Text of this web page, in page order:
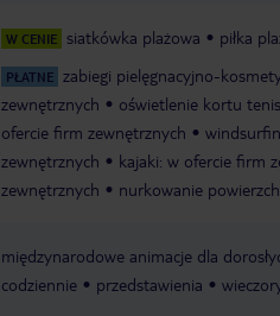
W CENIE siatkówka plażowa piłka
PŁATNE zabiegi pielęgnacyjno-
zewnętrznych
oświetlenie kortu
ofercie firm zewnętrznych
zewnętrznych
kajaki: w ofercie firm
zewnętrznych
nurkowanie
międzynarodowe animacje dla
codziennie
przedstawienia